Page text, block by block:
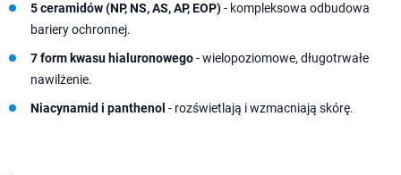
5 ceramidów (NP, NS, AS, AP, EOP)- kompleksowa odbudowa
bariery ochronnej.
7 form kwasu hialuronowego- wielopoziomowe, długotrwałe
nawilżenie.
Niacynamid i panthenol - rozświetlają i wzmacniają skórę.